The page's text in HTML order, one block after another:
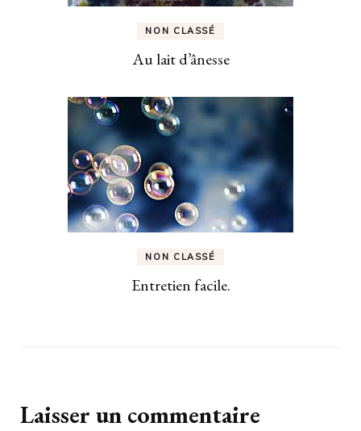
NON CLASSÉ
Au lait d’ânesse
NON CLASSÉ
Entretien facile.
Laisser un commentaire